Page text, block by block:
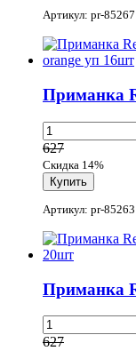
Артикул: pr-85267
Приманка
627
Скидка 14%
Артикул: pr-85263
Приманка
627